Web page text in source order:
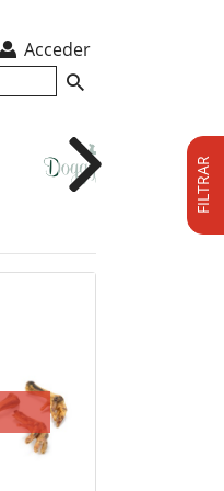
Acceder
FILTRAR